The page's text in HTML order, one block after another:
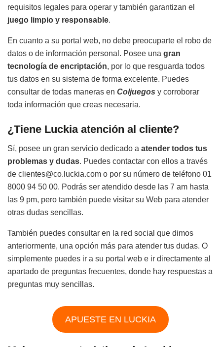
requisitos legales para operar y también garantizan el
juego limpio y responsable.
En cuanto a su portal web, no debe preocuparte el robo de
datos o de información personal. Posee una gran
tecnología de encriptación, por lo que resguarda todos
tus datos en su sistema de forma excelente. Puedes
consultar de todas maneras en Coljuegos y corroborar
toda información que creas necesaria.
¿Tiene Luckia atención al cliente?
Sí, posee un gran servicio dedicado a atender todos tus
problemas y dudas. Puedes contactar con ellos a través
de clientes@co.luckia.com o por su número de teléfono 01
8000 94 50 00. Podrás ser atendido desde las 7 am hasta
las 9 pm, pero también puede visitar su Web para atender
otras dudas sencillas.
También puedes consultar en la red social que dimos
anteriormente, una opción más para atender tus dudas. O
simplemente puedes ir a su portal web e ir directamente al
apartado de preguntas frecuentes, donde hay respuestas a
preguntas muy sencillas.
APUESTE EN LUCKIA